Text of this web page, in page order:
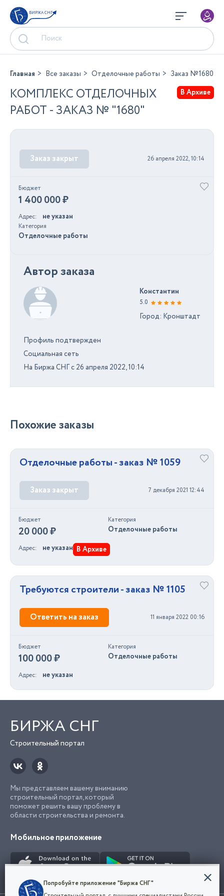
БИРЖА СНГ
Главная Все заказы Отделочные работы Заказ №1680
КОМПЛЕКС ОТДЕЛОЧНЫХ
РАБОТ - ЗАКАЗ № "1680"
В Архиве
Заказ закрыт 26 апреля 2022, 10:14
Бюджет
1 400 000 ₽
Адрес не указан
Категория
Отделочные работы
Автор заказа
Константин
5.0
Город: Кронштадт
Профиль подтвержден
Социальная сеть
На Биржа СНГ с 26 апреля 2022, 10:14
Похожие заказы
Отделочные работы - заказ № 1059
Заказ закрыт 7 декабря 2021 12:44
Бюджет
20 000 ₽
Категория
Отделочные работы
Адрес не указан В Архиве
Требуются строители - заказ № 1105
Ответить на заказ 11 января 2022 00:16
Бюджет
100 000 ₽
Категория
Отделочные работы
Адрес не указан
БИРЖА СНГ
Строительный портал
Мы представляем вашему вниманию
строительный портал, который
поможет решить вашу проблему в
области строительства и ремонта.
Мобильное приложение
Конфиденциальность
Мы используем файлы cookie, чтобы сделать
Попробуйте приложение "Биржа СНГ"